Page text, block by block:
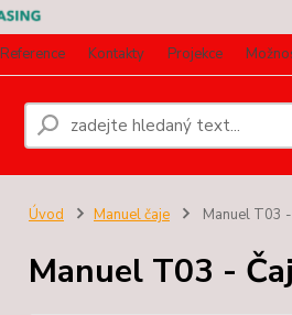
Reference Kontakty Projekce
Úvod Manuel čaje Manuel T03
Manuel T03 -